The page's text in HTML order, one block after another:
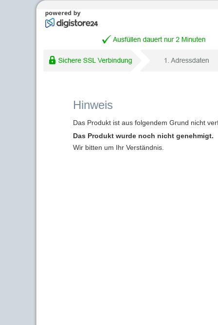
Hinweis
Das Produkt ist aus folgendem Grund nicht
Das Produkt wurde noch nicht genehmigt.
Wir bitten um Ihr Verständnis.